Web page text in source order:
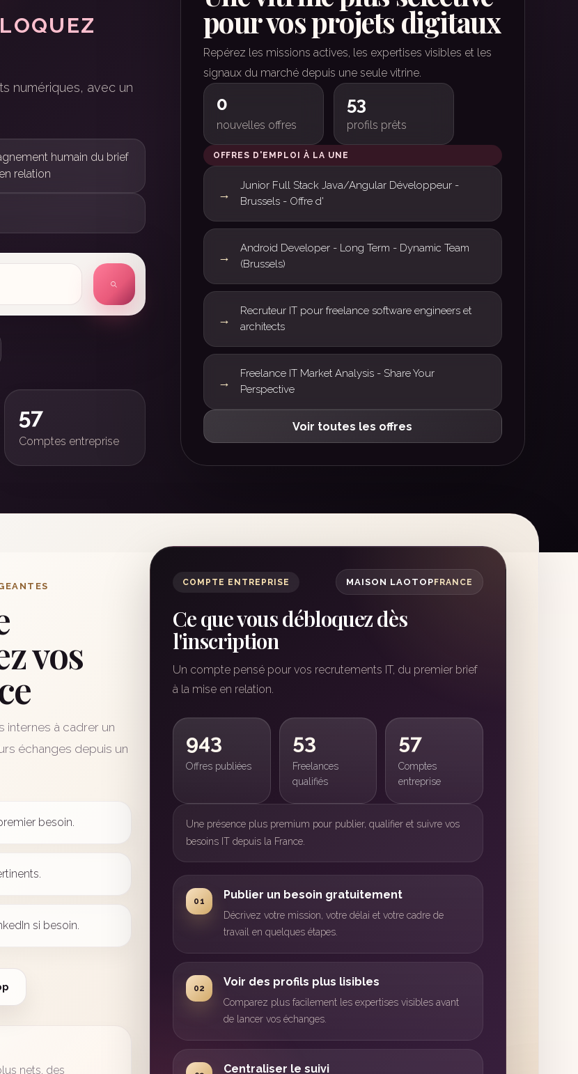
numériques, avec un
humain du brief
relation
B
57
Comptes entreprise
pour vos projets digitaux
Repérez les missions actives, les expertises visibles et les
signaux du marché depuis une seule vitrine.
0
nouvelles offres
53
profils prêts
OFFRES D'EMPLOI À LA UNE
Junior Full Stack Java/Angular Développeur -
Brussels - Offre d'
Android Developer - Long Term - Dynamic Team
(Brussels)
Recruteur IT pour freelance software engineers et
architects
Freelance IT Market Analysis - Share Your
Perspective
Voir toutes les offres
vos
internes à cadrer un
échanges depuis un
besoin.
si besoin.
nets, des
COMPTE ENTREPRISE MAISON LAOTOPFRANCE
Ce que vous débloquez dès
l'inscription
Un compte pensé pour vos recrutements IT, du premier brief
à la mise en relation.
943
Offres publiées
53
Freelances
qualifiés
57
Comptes
entreprise
Une présence plus premium pour publier, qualifier et suivre vos
besoins IT depuis la France.
Publier un besoin gratuitement
Décrivez votre mission, votre délai et votre cadre de
travail en quelques étapes.
Voir des profils plus lisibles
Comparez plus facilement les expertises visibles avant
de lancer vos échanges.
Centraliser le suivi